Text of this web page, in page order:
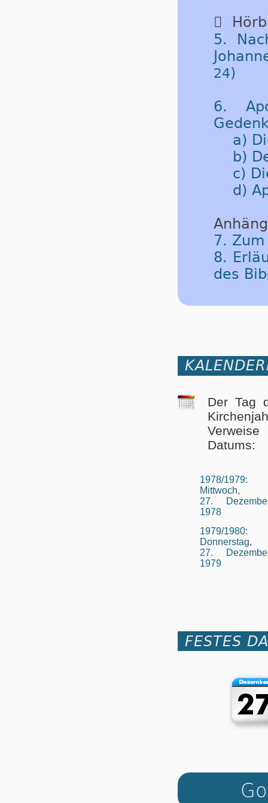

5.
24)
6.
a)
b)
c)
d)
7.
8.
des
Der Tag
Datums:
1978/1979:
Mittwoch,
27.
1978
1979/1980:
Donnerstag,
27.
1979
FESTES